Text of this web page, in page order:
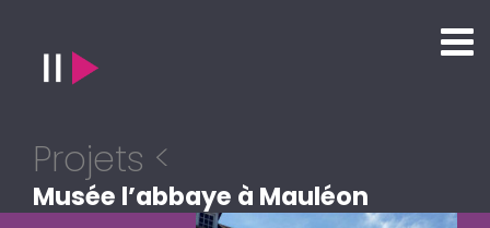
Projets <
Musée l’abbaye à Mauléon